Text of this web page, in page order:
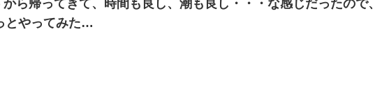
から帰ってきて、時間も良し、潮も良し・・・な感じだったので、
とやってみた…